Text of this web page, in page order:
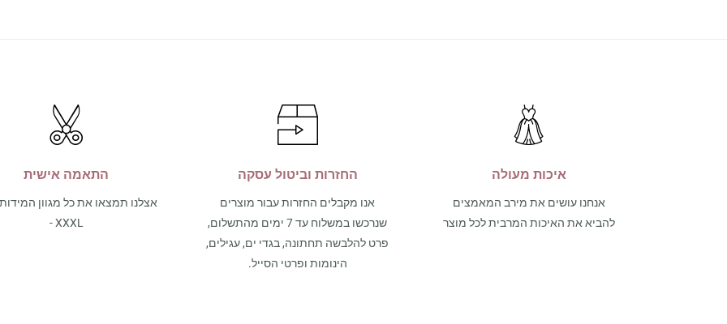
איכות מעולה
אנחנו עושים את מירב המאמצים
להביא את האיכות המרבית לכל מוצר
החזרות וביטול עסקה
אנו מקבלים החזרות עבור מוצרים
שנרכשו במשלוח עד 7 ימים מהתשלום,
פרט להלבשה תחתונה, בגדי ים, עגילים,
הינומות ופרטי הסייל.
התאמה אישית
- XXXL